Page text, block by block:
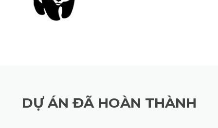
DỰ ÁN ĐÃ HOÀN THÀNH